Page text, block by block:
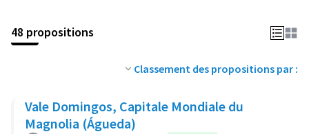
48 propositions
Classement des propositions par :
Vale Domingos, Capitale Mondiale du
Magnolia (Águeda)